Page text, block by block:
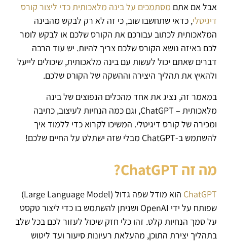
אבל אם אתם מסתמכים על בינה מלאכותית כדי ליצור קורס
דיגיטלי, כדאי שתחשבו שוב, כי זה לא רק לבקש מהבינה
המלאכותית לכתוב עבורכם את הקורס שלכם או לבקש לומר
לכם באיזה נושא הקורס שלכם צריך להיות. יש עוד הרבה
דברים שאתם יכול לעשות עם בינה מלאכותית, שיכולים לייעל
ולהאיץ את תהליך היצירה וההשקה של הקורס שלכם.
במאמר זה, נציג את אחד מהכלים הנפוצים של בינה
מלאכותית – ChatGPT, וגם כמה הנחיות לעיצוב, כתיבה
ומכירה של קורס דיגיטלי. המשיכו לקרוא כדי ללמוד איך
להשתמש ב-ChatGPT מבלי שזה ישתלט על החיים שלכם!
מה זה ChatGPT?
ChatGPT
הוא מודל שפה גדול (Large Language Model)
שפותח על ידי OpenAI ושניתן להשתמש בו כדי ליצור טקסט
על סמך הנחיות קלט. זהו כלי חזק שיכול לעזור לכם בכל שלב
בתהליך יצירת התוכן, מהעלאת רעיונות סיעור ועד ליטוש